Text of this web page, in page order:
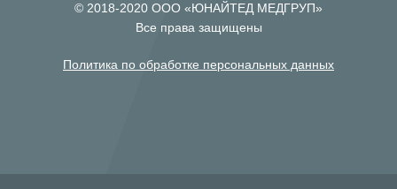
© 2018-2020 ООО «ЮНАЙТЕД МЕДГРУП»
Все права защищены
Политика по обработке персональных данных